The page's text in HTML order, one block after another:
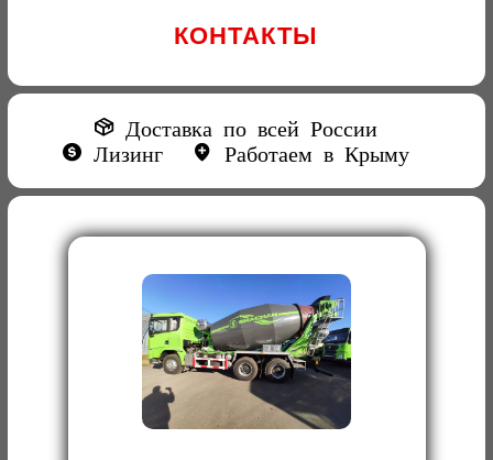
КОНТАКТЫ
Доставка по всей России
Лизинг
Работаем в Крыму